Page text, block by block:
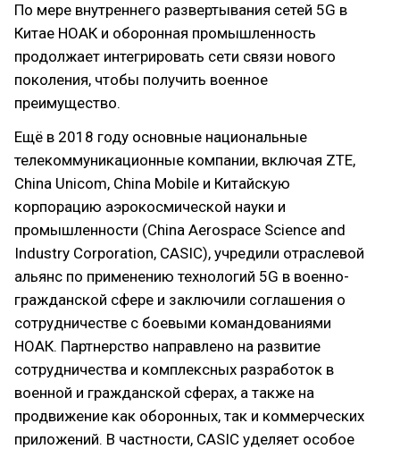
По мере внутреннего развертывания сетей 5G в
Китае НОАК и оборонная промышленность
продолжает интегрировать сети связи нового
поколения, чтобы получить военное
преимущество.
Ещё в 2018 году основные национальные
телекоммуникационные компании, включая ZTE,
China Unicom, China Mobile и Китайскую
корпорацию аэрокосмической науки и
промышленности (China Aerospace Science and
Industry Corporation, CASIC), учредили отраслевой
альянс по применению технологий 5G в военно-
гражданской сфере и заключили соглашения о
сотрудничестве с боевыми командованиями
НОАК. Партнерство направлено на развитие
сотрудничества и комплексных разработок в
военной и гражданской сферах, а также на
продвижение как оборонных, так и коммерческих
приложений. В частности, CASIC уделяет особое